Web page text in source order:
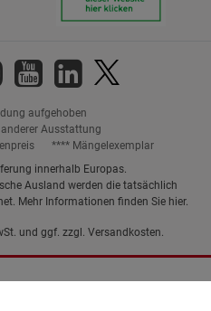
aufgehoben
Ausstattung
**** Mängelexemplar
innerhalb Europas.
Ausland werden die tatsächlich
Mehr Informationen finden Sie hier.
und ggf. zzgl. Versandkosten.